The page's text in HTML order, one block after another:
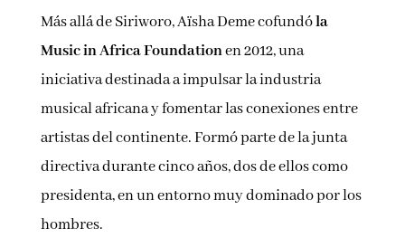
Más allá de Siriworo, Aïsha Deme cofundóla
Music in Africa Foundationen 2012, una
iniciativa destinada a impulsar la industria
musical africana y fomentar las conexiones entre
artistas del continente. Formó parte de la junta
directiva durante cinco años, dos de ellos como
presidenta, en un entorno muy dominado por los
hombres.